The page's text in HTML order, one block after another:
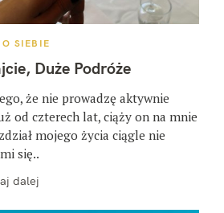
SIEBIE
Duże Podróże
że nie prowadzę aktywnie
od czterech lat, ciąży on na mnie
mojego życia ciągle nie
się..
dalej